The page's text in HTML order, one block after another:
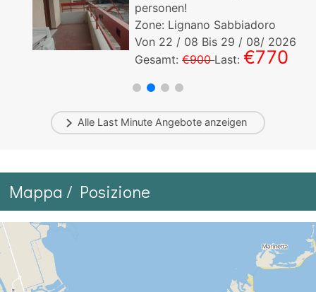
personen!
Zone: Lignano Sabbiadoro
Von22/ 08 Bis29/ 08/ 2026
Gesamt:€900Last:€770
Alle Last MinuteAngebote anzeigen
Mappa / Posizione